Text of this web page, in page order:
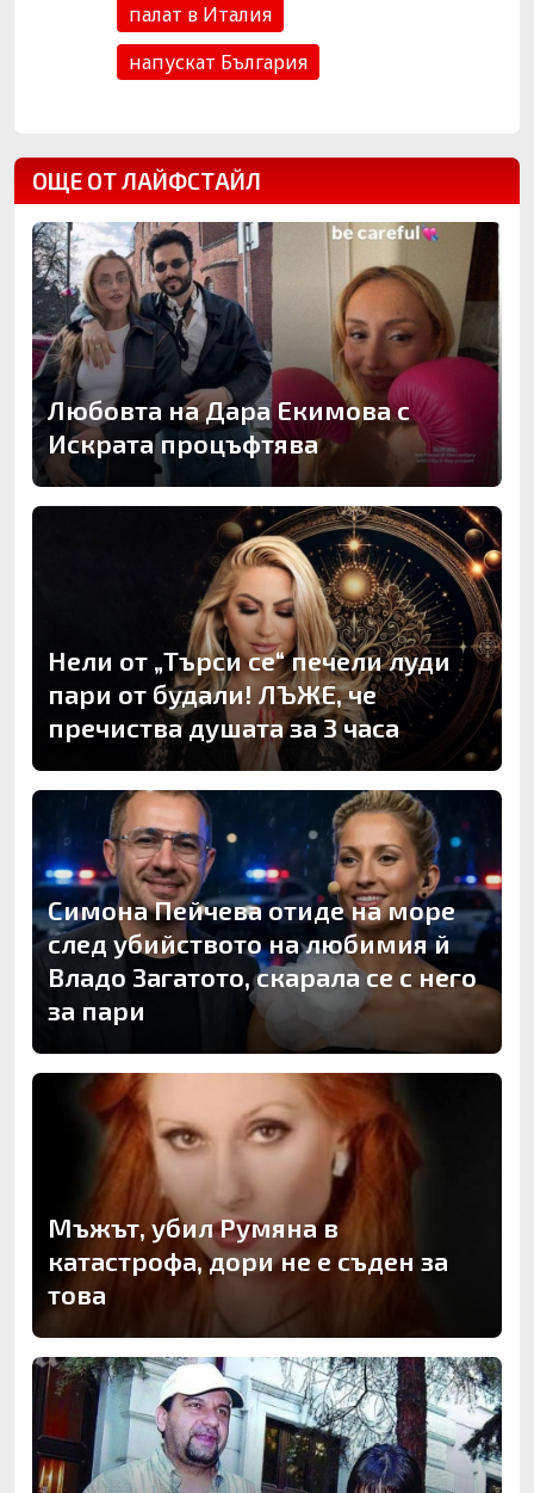
палат в Италия
напускат България
ОЩЕ ОТ ЛАЙФСТАЙЛ
Любовта на Дара Екимова с
Искрата процъфтява
Нели от „Търси се“ печели луди
пари от будали! ЛЪЖЕ, че
пречиства душата за 3 часа
Симона Пейчева отиде на море
след убийството на любимия й
Владо Загатото, скарала се с него
за пари
Мъжът, убил Румяна в
катастрофа, дори не е съден за
това